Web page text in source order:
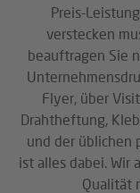
Preis-
verstecken
beauftragen Sie
Flyer, über
Drahtheftung,
und der üblichen
ist alles dabei. Wir
Qualität